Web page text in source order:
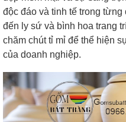
độc đáo và tinh tế trong
đến ly sứ và bình hoa trang
chăm chút tỉ mỉ để thể hiện
của doanh nghiệp.